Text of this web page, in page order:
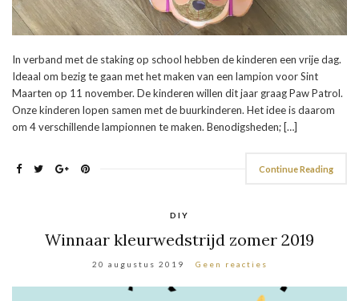
In verband met de staking op school hebben de kinderen een vrije dag.
Ideaal om bezig te gaan met het maken van een lampion voor Sint
Maarten op 11 november. De kinderen willen dit jaar graag Paw Patrol.
Onze kinderen lopen samen met de buurkinderen. Het idee is daarom
om 4 verschillende lampionnen te maken. Benodigsheden; […]
Continue Reading
DIY
Winnaar kleurwedstrijd zomer 2019
20 augustus 2019 Geen reacties